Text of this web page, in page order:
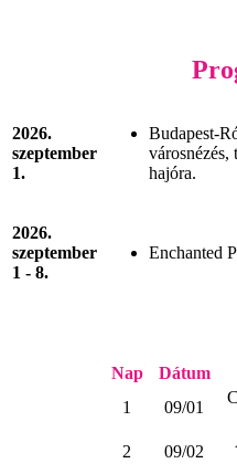
2026.
szeptember
1.
Budapest-
városnézés,
hajóra.
2026.
szeptember
1 - 8.
Enchanted
Nap Dátum
1
09/01
2 09/02